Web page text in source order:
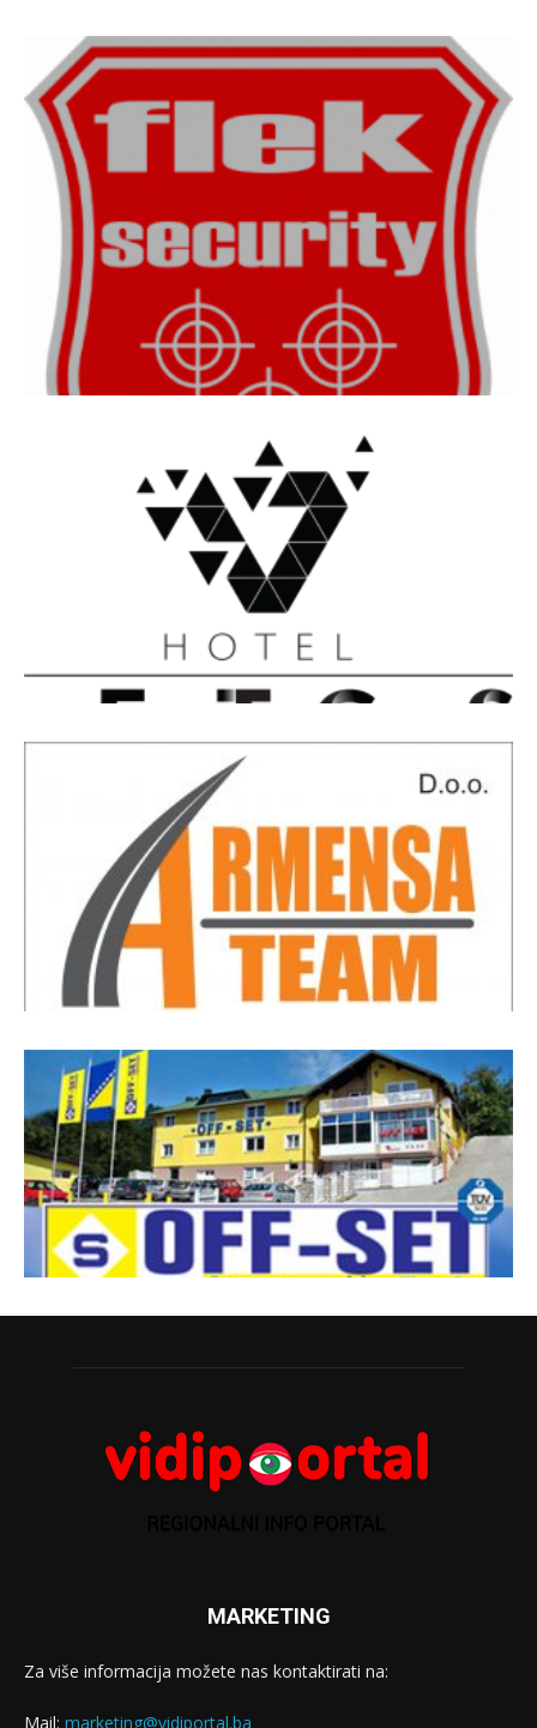
MARKETING
Za više informacija možete nas kontaktirati na:
Mail: marketing@vidiportal.ba